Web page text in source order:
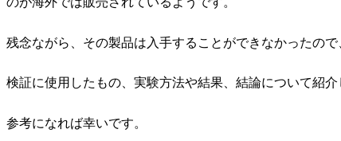
残念ながら、その製品は入手することができなかったので
検証に使用したもの、実験方法や結果、結論について紹介
参考になれば幸いです。